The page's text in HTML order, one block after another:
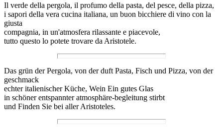
Il verde della pergola, il profumo della pasta, del pesce, della pizza,
i sapori della vera cucina italiana, un buon bicchiere di vino con la
giusta
compagnia, in un'atmosfera rilassante e piacevole,
tutto questo lo potete trovare da Aristotele.
Das grün der Pergola, von der duft Pasta, Fisch und Pizza, von der
geschmack
echter italienischer Küche, Wein Ein gutes Glas
in schöner entspannter atmosphäre-begleitung stirbt
und Finden Sie bei aller Aristoteles.